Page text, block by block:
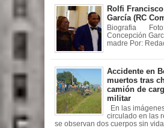
Rolfi
García (RC
Biografia Foto:
Concepción
madre Por:
Accidente en
muertos tras
camión de
militar
En las
circulado en las
se observan dos cuerpos sin vida